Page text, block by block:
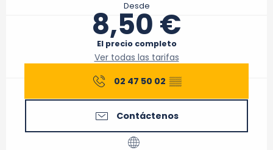
Desde
8,50 €
El precio completo
Ver todas las tarifas
02 47 50 02 ▒▒
Contáctenos